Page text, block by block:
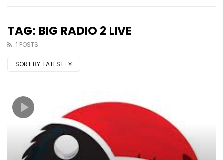
TAG: BIG RADIO 2 LIVE
1 POSTS
SORT BY: LATEST